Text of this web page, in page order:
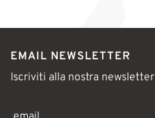
EMAIL NEWSLETTER
Iscriviti alla nostra newsletter